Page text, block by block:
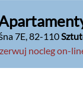
7E,82-110
nocleg on-